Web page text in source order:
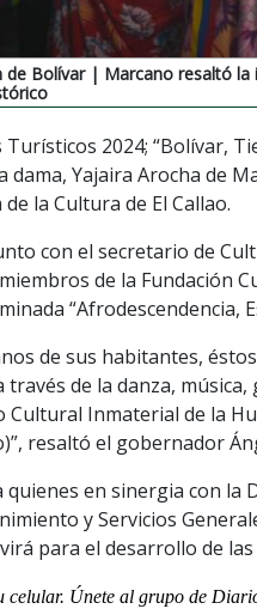
de Bolívar| Marcano resaltó la
2024; “Bolívar,
Yajaira Arocha de
la Cultura de El Callao.
con el secretario de
de la Fundación
“Afrodescendencia,
de sus habitantes,
través de la danza,
Inmaterial de la
resaltó el gobernador
quienes en sinergia con la
y Servicios
para el desarrollo de
celular. Únete al grupo de